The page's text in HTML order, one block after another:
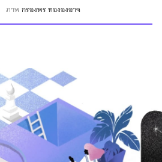
ภาพกรองพร ทององอาจ